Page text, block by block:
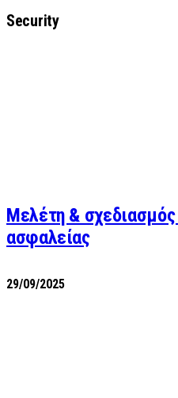
Security
Μελέτη &
ασφαλείας
29/09/2025